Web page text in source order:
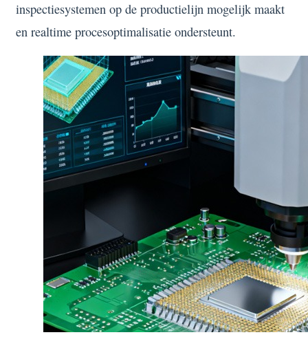
inspectiesystemen op de productielijn mogelijk maakt
en realtime procesoptimalisatie ondersteunt.